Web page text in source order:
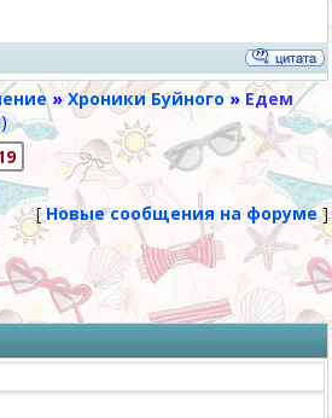
» Хроники Буйного » Едем
[Новые сообщения на форуме]